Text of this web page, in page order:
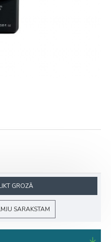
GROZĀ
SARAKSTAM